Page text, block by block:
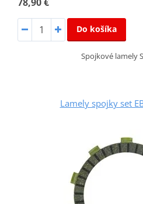
Do košíka
Spojkové lamely
Lamely spojky set